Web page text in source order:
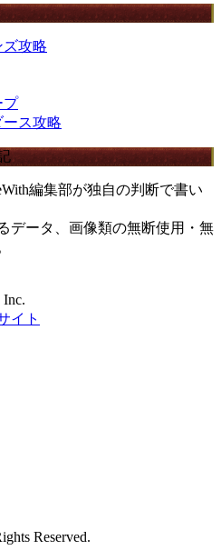
攻略
プ
ス攻略
編集部が独自の判断で書い
データ、画像類の無断使用・無
イト
Reserved.